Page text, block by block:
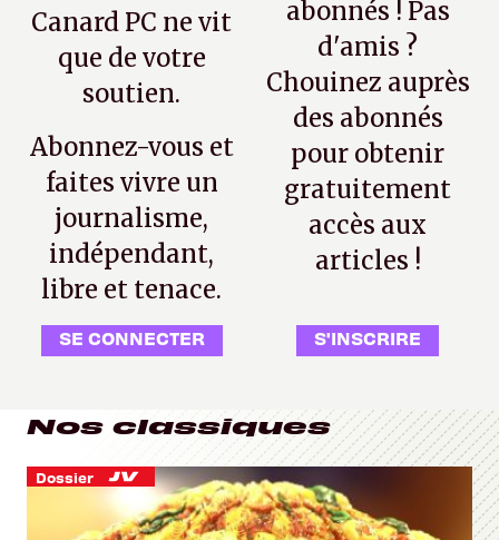
Canard PC ne vit
que de votre
soutien.
Abonnez-vous et
faites vivre un
journalisme,
indépendant,
libre et tenace.
SE CONNECTER
abonnés ! Pas
d'amis ?
Chouinez auprès
des abonnés
pour obtenir
gratuitement
accès aux
articles !
S'INSCRIRE
Nos classiques
Dossier